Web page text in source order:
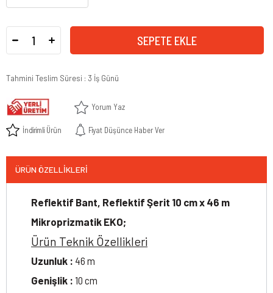
Tahmini Teslim Süresi : 3 İş Günü
Yorum Yaz
İndirimli Ürün Fiyat Düşünce Haber Ver
ÜRÜN ÖZELLIKLERI
Reflektif Bant, Reflektif Şerit 10 cm x 46 m
Mikroprizmatik EKO;
Ürün Teknik Özellikleri
Uzunluk : 46 m
Genişlik : 10 cm